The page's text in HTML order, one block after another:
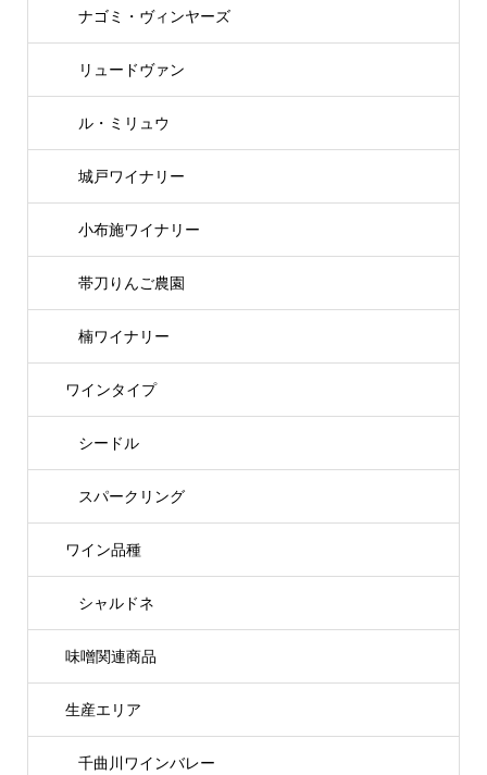
ナゴミ・ヴィンヤーズ
リュードヴァン
ル・ミリュウ
城戸ワイナリー
小布施ワイナリー
帯刀りんご農園
楠ワイナリー
ワインタイプ
シードル
スパークリング
ワイン品種
シャルドネ
味噌関連商品
生産エリア
千曲川ワインバレー